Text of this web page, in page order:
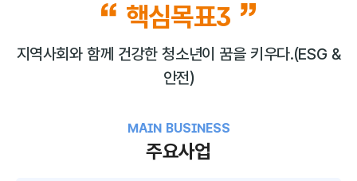
핵심목표3
지역사회와 함께 건강한 청소년이 꿈을 키우다.(ESG &
안전)
MAIN BUSINESS
주요사업